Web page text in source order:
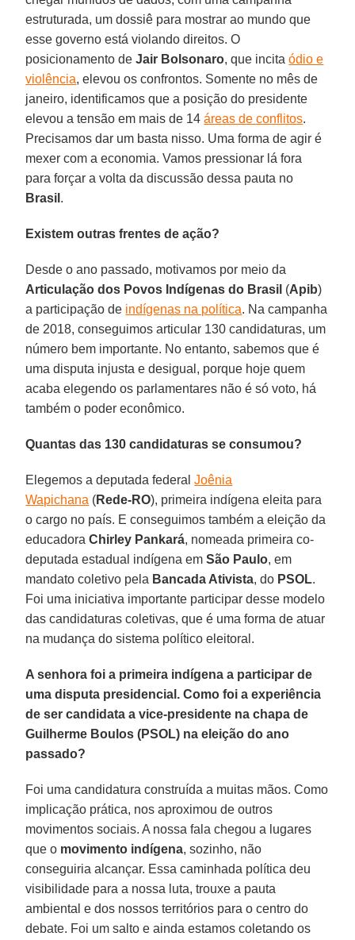
estruturada, um dossiê para mostrar ao mundo que
esse governo está violando direitos. O
posicionamento deJair Bolsonaro, que incitaódio e
violência, elevou os confrontos. Somente no mês de
janeiro, identificamos que a posição do presidente
elevou a tensão em mais de 14áreas de conflitos.
Precisamos dar um basta nisso. Uma forma de agir é
mexer com a economia. Vamos pressionar lá fora
para forçar a volta da discussão dessa pauta no
Brasil .
Existem outras frentes de ação?
Desde o ano passado, motivamos por meio da
Articulação dos Povos Indígenas do Brasil (Apib)
a participação de indígenas na política. Na campanha
de 2018, conseguimos articular 130 candidaturas, um
número bem importante. No entanto, sabemos que é
uma disputa injusta e desigual, porque hoje quem
acaba elegendo os parlamentares não é só voto, há
também o poder econômico.
Quantas das 130 candidaturas se consumou?
Elegemos a deputada federalJoênia
Wapichana (Rede-RO), primeira indígena eleita para
o cargo no país. E conseguimos também a eleição da
educadoraChirley Pankará, nomeada primeira co-
deputada estadual indígena emSão Paulo, em
mandato coletivo pela Bancada Ativista, do PSOL.
Foi uma iniciativa importante participar desse modelo
das candidaturas coletivas, que é uma forma de atuar
na mudança do sistema político eleitoral.
A senhora foi a primeira indígena a participar de
uma disputa presidencial. Como foi a experiência
de ser candidata a vice-presidente na chapa de
Guilherme Boulos (PSOL) na eleição do ano
passado?
Foi uma candidatura construída a muitas mãos. Como
implicação prática, nos aproximou de outros
movimentos sociais. A nossa fala chegou a lugares
que o movimento indígena, sozinho, não
conseguiria alcançar. Essa caminhada política deu
visibilidade para a nossa luta, trouxe a pauta
ambiental e dos nossos territórios para o centro do
debate. Foi um salto e ainda estamos coletando os